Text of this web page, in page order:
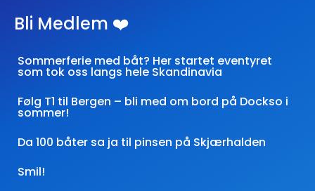
Bli Medlem ❤️
Sommerferie med båt? Her startet eventyret
som tok oss langs hele Skandinavia
Følg T1 til Bergen – bli med om bord på Dockso i
sommer!
Da 100 båter sa ja til pinsen på Skjærhalden
Smil!